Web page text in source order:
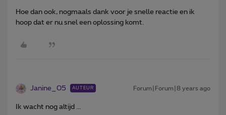
Hoe dan ook, nogmaals dank voor je snelle reactie en ik
hoop dat er nu snel een oplossing komt.
Janine_05 AUTEUR Forum|Forum|8 years ago
Ik wacht nog altijd ...